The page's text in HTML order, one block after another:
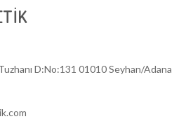
D:No:131 01010 Seyhan/Adana